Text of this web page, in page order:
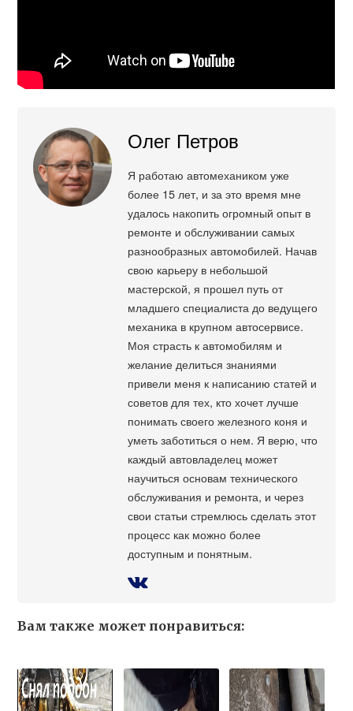
Олег Петров
Я работаю автомехаником уже
более 15 лет, и за это время мне
удалось накопить огромный опыт в
ремонте и обслуживании самых
разнообразных автомобилей. Начав
свою карьеру в небольшой
мастерской, я прошел путь от
младшего специалиста до ведущего
механика в крупном автосервисе.
Моя страсть к автомобилям и
желание делиться знаниями
привели меня к написанию статей и
советов для тех, кто хочет лучше
понимать своего железного коня и
уметь заботиться о нем. Я верю, что
каждый автовладелец может
научиться основам технического
обслуживания и ремонта, и через
свои статьи стремлюсь сделать этот
процесс как можно более
доступным и понятным.
Вам также может понравиться: